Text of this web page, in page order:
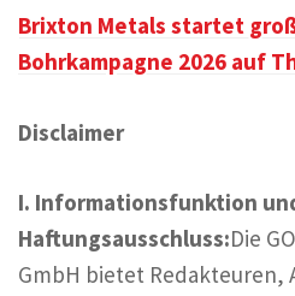
Brixton Metals startet
Bohrkampagne 2026 auf
Disclaimer
I. Informationsfunktion
Haftungsausschluss:Die
GmbH bietet Redakteuren,